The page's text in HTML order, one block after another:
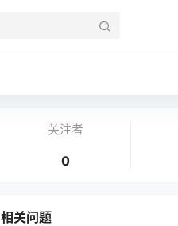
关注者
0
相关问题